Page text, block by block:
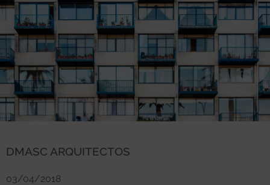
DMASC ARQUITECTOS
03/04/2018